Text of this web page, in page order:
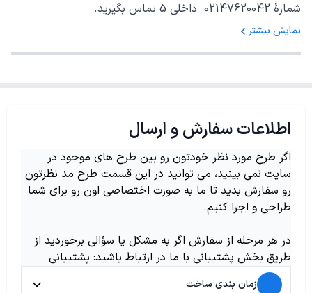
شمارهٔ 02147620042 داخلی 5 تماس بگیرید.
نمایش بیشتر
اطلاعات سفارش و ارسال
اگر طرح مورد نظر خودتون رو بین طرح های موجود در
سایت نمی بینید، می توانید در این قسمت طرح مد نظرتون
رو سفارش بدید تا ما به صورت اختصاصی اون رو برای شما
طراحی و اجرا کنیم.
در هر مرحله از سفارش اگر به مشکل یا سؤالی برخوردید از
طریق بخش پشتیبانی با ما در ارتباط باشید: پشتیبانی
زمان بندی ساخت